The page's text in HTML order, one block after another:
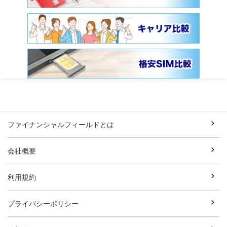
ファイナンシャルフィールドとは
会社概要
利用規約
プライバシーポリシー